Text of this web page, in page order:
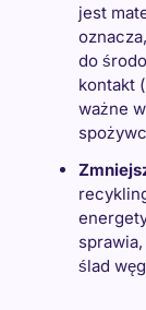
jest
do
kontakt
ważne
ślad